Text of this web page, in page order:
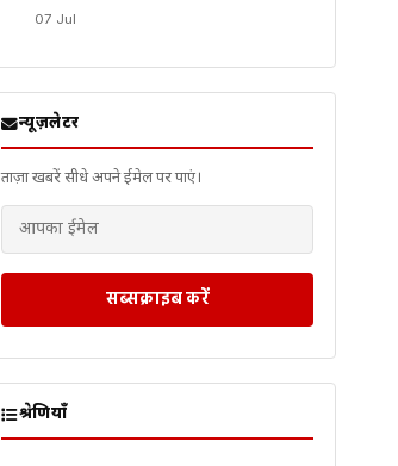
07 Jul
न्यूज़लेटर
ताज़ा खबरें सीधे अपने ईमेल पर पाएं।
सब्सक्राइब करें
श्रेणियाँ